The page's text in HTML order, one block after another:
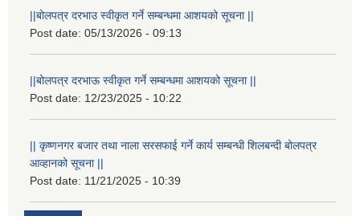
||बोलपत्र दरभाउ स्वीकृत गर्ने सम्बन्धमा आशयको सूचना ||
Post date: 05/13/2026 - 09:13
||बोलपत्र दरभाऊ स्वीकृत गर्ने सम्बन्धमा आशयको सूचना ||
Post date: 12/23/2025 - 10:22
|| कृष्णनगर बजार तथा नाला सरसफाई गर्ने कार्य सम्बन्धी शिलबन्दी बोलपत्र
आव्हानको सूचना ||
Post date: 11/21/2025 - 10:39